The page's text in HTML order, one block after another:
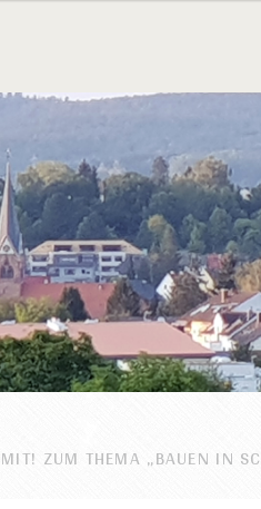
ZUM THEMA „BAUEN IN